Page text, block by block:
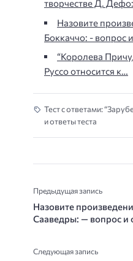
творчестве Д.
Назовите
Боккаччо: - вопрос
“Королева
Руссо относится к…
Тест с ответами:
и ответы теста
Предыдущая запись
Назовите
Сааведры: — вопрос и
Следующая запись